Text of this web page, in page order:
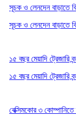
সূচক ও লেনদেন বাড়াতে
সূচক ও লেনদেন বাড়াতে
১৫ বছর মেয়াদি ট্রেজারি
১৫ বছর মেয়াদি ট্রেজারি
বেক্সিমকোর ৩